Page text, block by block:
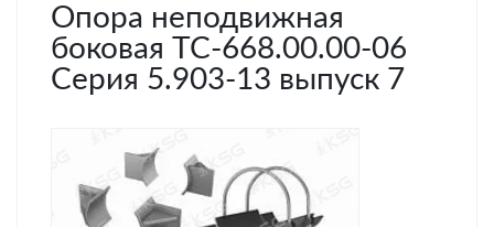
Опора неподвижная
боковая ТС-668.00.00-06
Серия 5.903-13 выпуск 7